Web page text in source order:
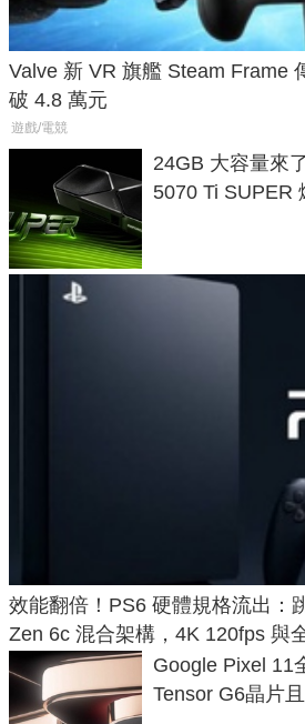
Valve 新 VR 旗艦 Steam Frame
破 4.8 萬元
遊戲/電競
24GB 大容量來
5070 Ti SUPER
效能翻倍！PS6 硬體規格流出：
Zen 6c 混合架構，4K 120fps 與
Google Pixel 11
Tensor G6晶片